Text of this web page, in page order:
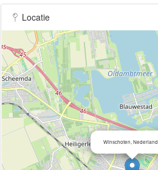
Locatie
Winschoten, Nederland